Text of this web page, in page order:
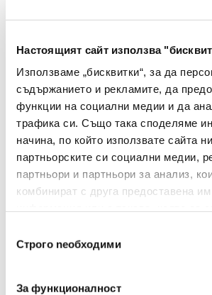
Настоящият сайт използва
Използваме „бисквитки“, за да
съдържанието и рекламите, да
функции на социални медии и да
трафика си. Също така споделяме
начина, по който използвате сайта
партньорските си социални медии,
партньори и партньори за анализ,
комбинират с друга предоставена
наСтрого nеобходими
За функционалност
Тип За
Вид Папка джоб
Материал Пластмаса
Дебелина(
Μm)
40
Цвят
Оранжев
Джобове(брой) 100
Формат